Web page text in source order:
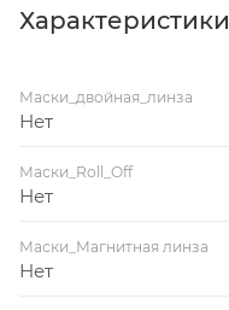
Характеристики
Маски_двойная_линза
Нет
Маски_Roll_Off
Нет
Маски_Магнитная линза
Нет